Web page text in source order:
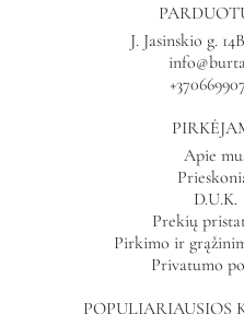
J. Jasinskio g.
Apie
D.U.K.
Prekių
Pirkimo ir
Privatumo
POPULIARIAUSIOS